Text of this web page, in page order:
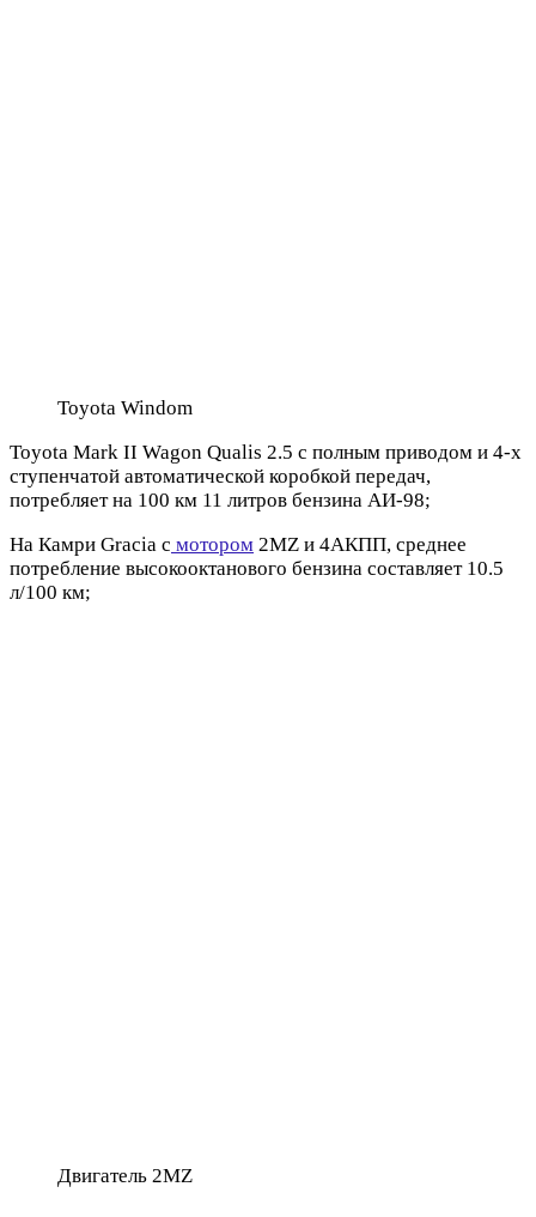
Toyota Windom
Toyota Mark II Wagon Qualis 2.5 с полным приводом и 4-х
ступенчатой автоматической коробкой передач,
потребляет на 100 км 11 литров бензина АИ-98;
На Камри Gracia c мотором 2MZ и 4АКПП, среднее
потребление высокооктанового бензина составляет 10.5
л/100 км;
Двигатель 2MZ